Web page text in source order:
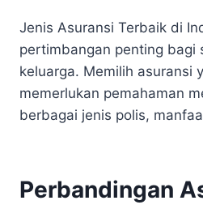
Jenis Asuransi Terbaik di
pertimbangan penting bagi
keluarga. Memilih asuransi
memerlukan pemahaman
berbagai jenis polis,
Perbandingan